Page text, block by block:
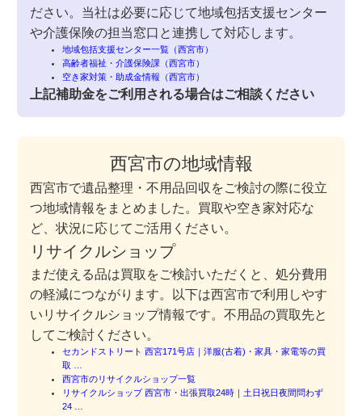
ださい。当社は必要に応じて地域包括支援センター
や介護保険の担当窓口と連携して対応します。
地域包括支援センター一覧（西宮市）
高齢者福祉・介護保険課（西宮市）
空き家対策・助成金情報（西宮市）
上記補助金をご利用される場合はご相談ください
西宮市の地域情報
西宮市で遺品整理・不用品回収をご検討の際に役立
つ地域情報をまとめました。買取や空き家対応な
ど、状況に応じてご活用ください。
リサイクルショップ
まだ使える品は買取をご検討いただくと、処分費用
の軽減につながります。以下は西宮市で利用しやす
いリサイクルショップ情報です。不用品の買取先と
してご検討ください。
セカンドストリート 西宮171号店｜洋服(古着)・家具・家電等の買
取 …
西宮市のリサイクルショップ一覧
リサイクルショップ 西宮市・出張買取24時｜土日祝日夜間問わず
24 …